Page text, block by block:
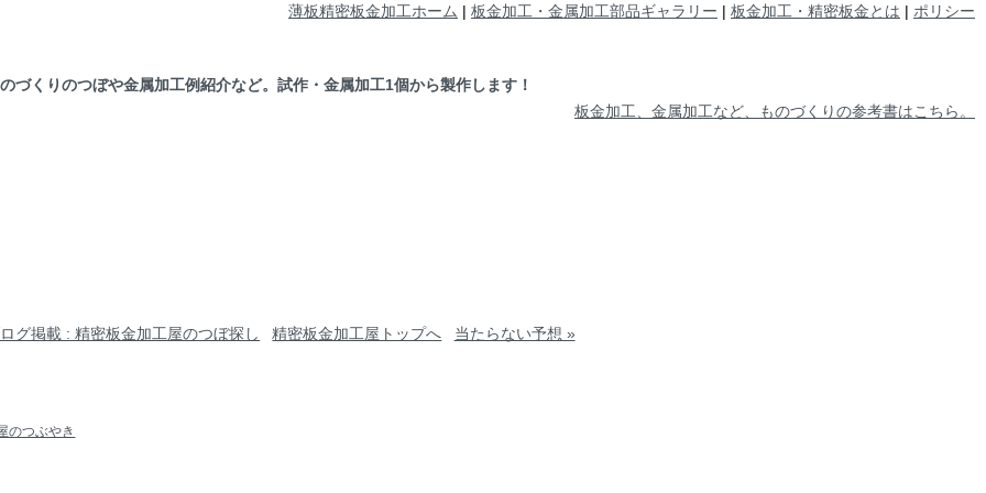
薄板精密板金加工ホーム | 板金加工・金属加工部品ギャラリー | 板金加工・精密板金とは | ポリシー
くりのつぼや金属加工例紹介など。試作・金属加工1個から製作します！
板金加工、金属加工など、ものづくりの参考書はこちら。
グ掲載 : 精密板金加工屋のつぼ探し 精密板金加工屋トップへ 当たらない予想 »
のつぶやき